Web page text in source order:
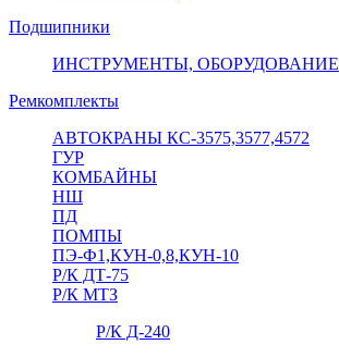
Подшипники
ИНСТРУМЕНТЫ, ОБОРУДОВАНИЕ
Ремкомплекты
АВТОКРАНЫ КС-3575,3577,4572
ГУР
КОМБАЙНЫ
НШ
ПД
ПОМПЫ
ПЭ-Ф1,КУН-0,8,КУН-10
Р/К ДТ-75
Р/К МТЗ
Р/К Д-240